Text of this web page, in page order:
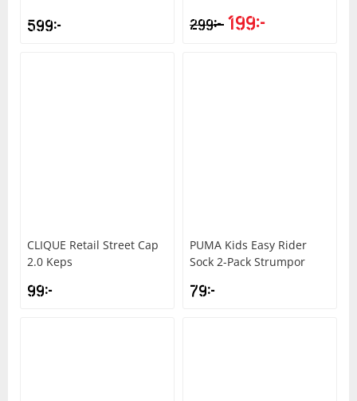
599kr 299kr 199kr
CLIQUE Retail Street Cap
2.0 Keps
99kr
PUMA Kids Easy Rider
Sock 2-Pack Strumpor
79kr